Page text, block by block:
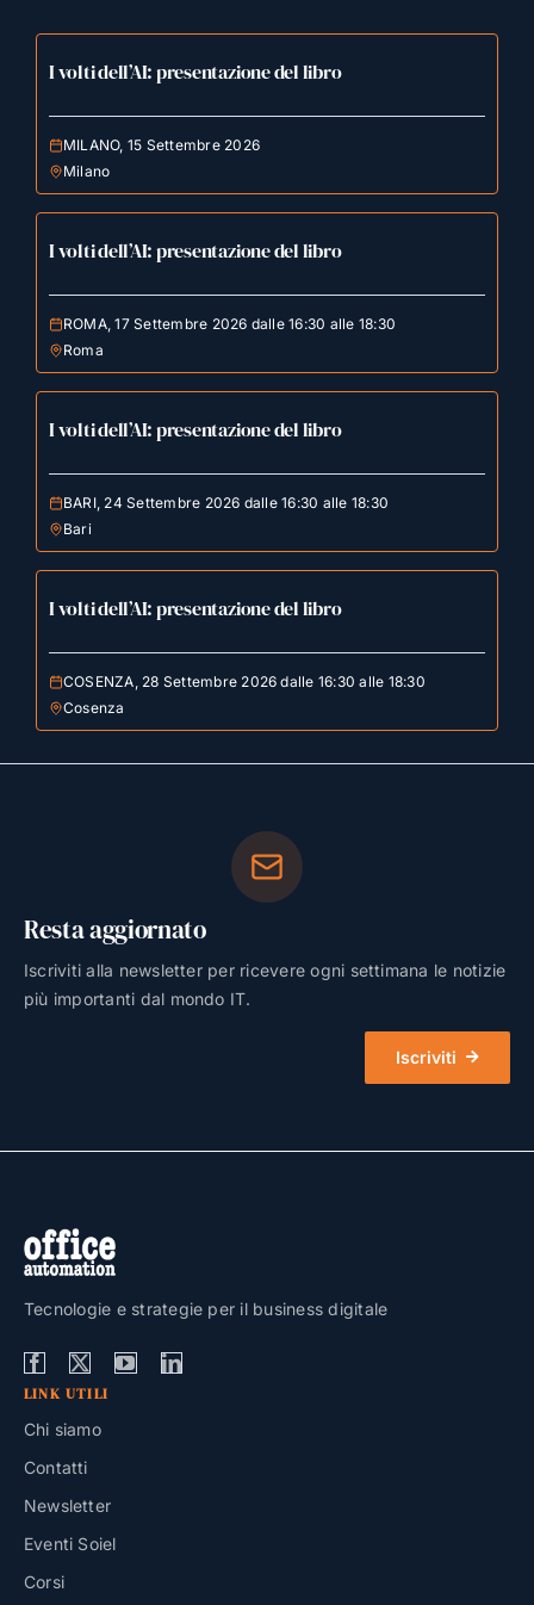
I volti dell’AI: presentazione del libro
MILANO, 15 Settembre 2026
Milano
I volti dell’AI: presentazione del libro
ROMA, 17 Settembre 2026 dalle 16:30 alle 18:30
Roma
I volti dell’AI: presentazione del libro
BARI, 24 Settembre 2026 dalle 16:30 alle 18:30
Bari
I volti dell’AI: presentazione del libro
COSENZA, 28 Settembre 2026 dalle 16:30 alle 18:30
Cosenza
Resta aggiornato
Iscriviti alla newsletter per ricevere ogni settimana le notizie
più importanti dal mondo IT.
Iscriviti
Tecnologie e strategie per il business digitale
LINK UTILI
Chi siamo
Contatti
Newsletter
Eventi Soiel
Corsi